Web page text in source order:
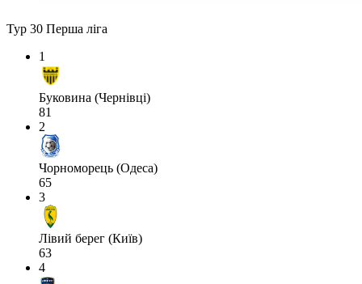
Тур 30 Перша ліга
1
Буковина (Чернівці)
81
2
Чорноморець (Одеса)
65
3
Лівий берег (Київ)
63
4